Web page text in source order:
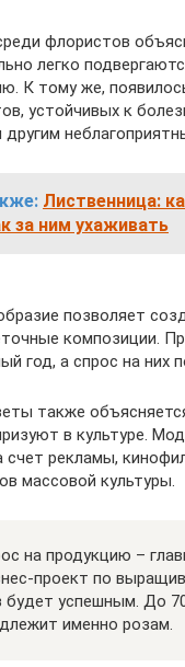
флористов
легко
К тому же,
устойчивых к
другим
Лиственница:
за ним ухаживать
позволяет
композиции.
год, а спрос на них
также
в культуре.
счет рекламы,
массовой культуры.
на продукцию –
проект по
будет успешным. До
именно розам.